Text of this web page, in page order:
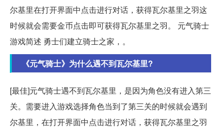
尔基里在打开界面中点击进行对话，获得瓦尔基里之羽这
时候就会需要金币点击即可获得瓦尔基里之羽。 元气骑士
游戏简述 勇士们建立骑士之家，。
《元气骑士》为什么遇不到瓦尔基里?
[最佳]元气骑士遇不到瓦尔基里，是因为角色没有进入第三
关。需要进入游戏选择角色当到了第三关的时候就会遇到
尔基里，在打开界面中点击进行对话，获得瓦尔基里之羽